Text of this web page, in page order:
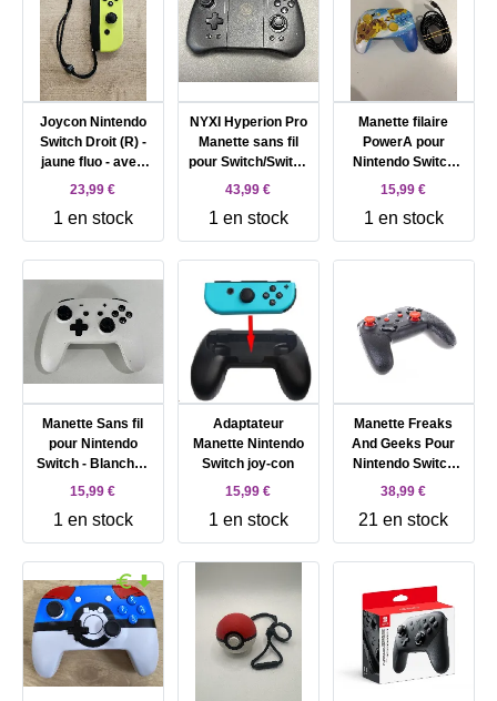
Joycon Nintendo
Switch Droit (R) -
jaune fluo - avec
dragonne -
23,99 €
1 en stock
NYXI Hyperion Pro
Manette sans fil
pour Switch/Switch
OLED, Manette
joystick à effet
Hall,
Programmable,
Gyroscope 6 axes,
Turbo et vibration
(noir)
43,99 €
1 en stock
Manette filaire
PowerA pour
Nintendo Switch
Pikachu Charge
15,99 €
1 en stock
Manette Sans fil
pour Nintendo
Switch - Blanche -
RGB - SP02
15,99 €
1 en stock
Adaptateur
Manette Nintendo
Switch joy-con
15,99 €
1 en stock
Manette Freaks
And Geeks Pour
Nintendo Switch
Sans Fil Noire
38,99 €
21 en stock